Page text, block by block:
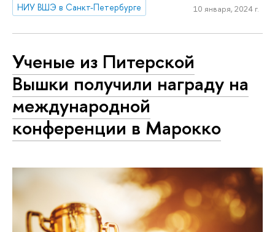
НИУ ВШЭ в Санкт-Петербурге
10 января, 2024 г.
Ученые из Питерской
Вышки получили награду на
международной
конференции в Марокко